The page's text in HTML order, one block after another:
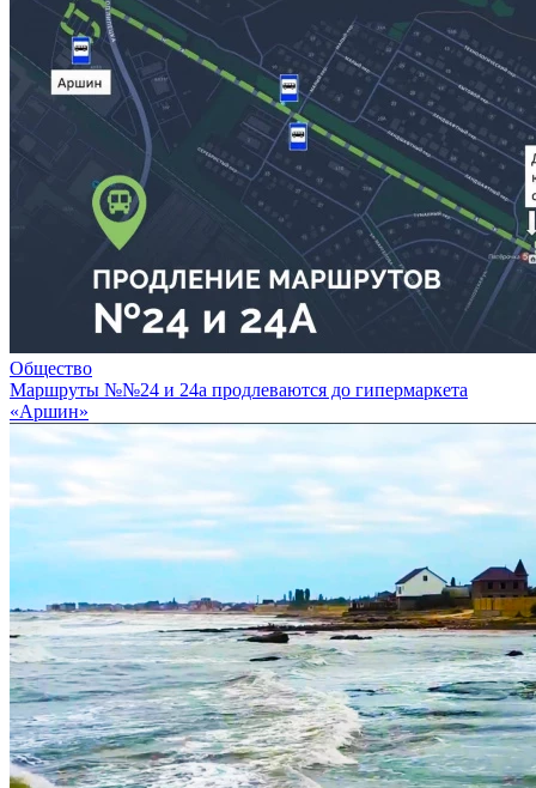
Общество
Маршруты №№24 и 24а продлеваются до гипермаркета
«Аршин»